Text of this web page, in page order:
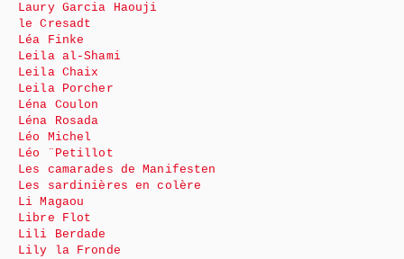
Laury Garcia Haouji
le Cresadt
Léa Finke
Leila al-Shami
Leila Chaix
Leila Porcher
Léna Coulon
Léna Rosada
Léo Michel
Léo ¨Petillot
Les camarades de Manifesten
Les sardinières en colère
Li Magaou
Libre Flot
Lili Berdade
Lily la Fronde